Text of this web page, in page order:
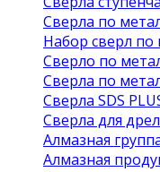
Сверла по
Набор сверл по
Сверло по
Сверла по
Сверла SDS
Сверла для
Алмазная
Алмазная